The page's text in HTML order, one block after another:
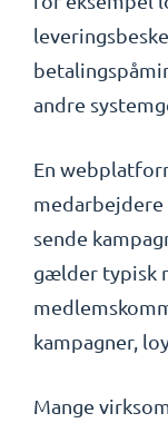
andre
En
sende
gælder typisk
kampagner,
Mange